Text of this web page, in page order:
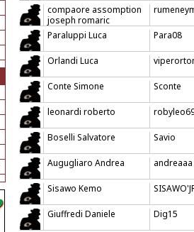
compaore assomption
joseph romaric
Paraluppi Luca Para08
Orlandi Luca
Conte Simone Sconte
leonardi roberto
Boselli Salvatore Savio
Augugliaro Andrea andreaaa
Sisawo Kemo
Giuffredi Daniele Dig15